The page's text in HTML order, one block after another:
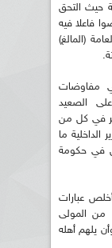
حيث التحق
فاعلا فيه
(المالغ)
مفاوضات
خبيرا عسكريا سنة 1961.وعلى الصعيد
في كل من
ما
الأول في حكومة
عبارات
من المولى
يلهم أهله